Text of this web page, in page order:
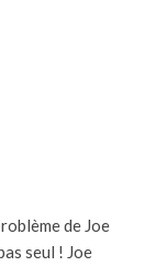
de Joe
seul ! Joe